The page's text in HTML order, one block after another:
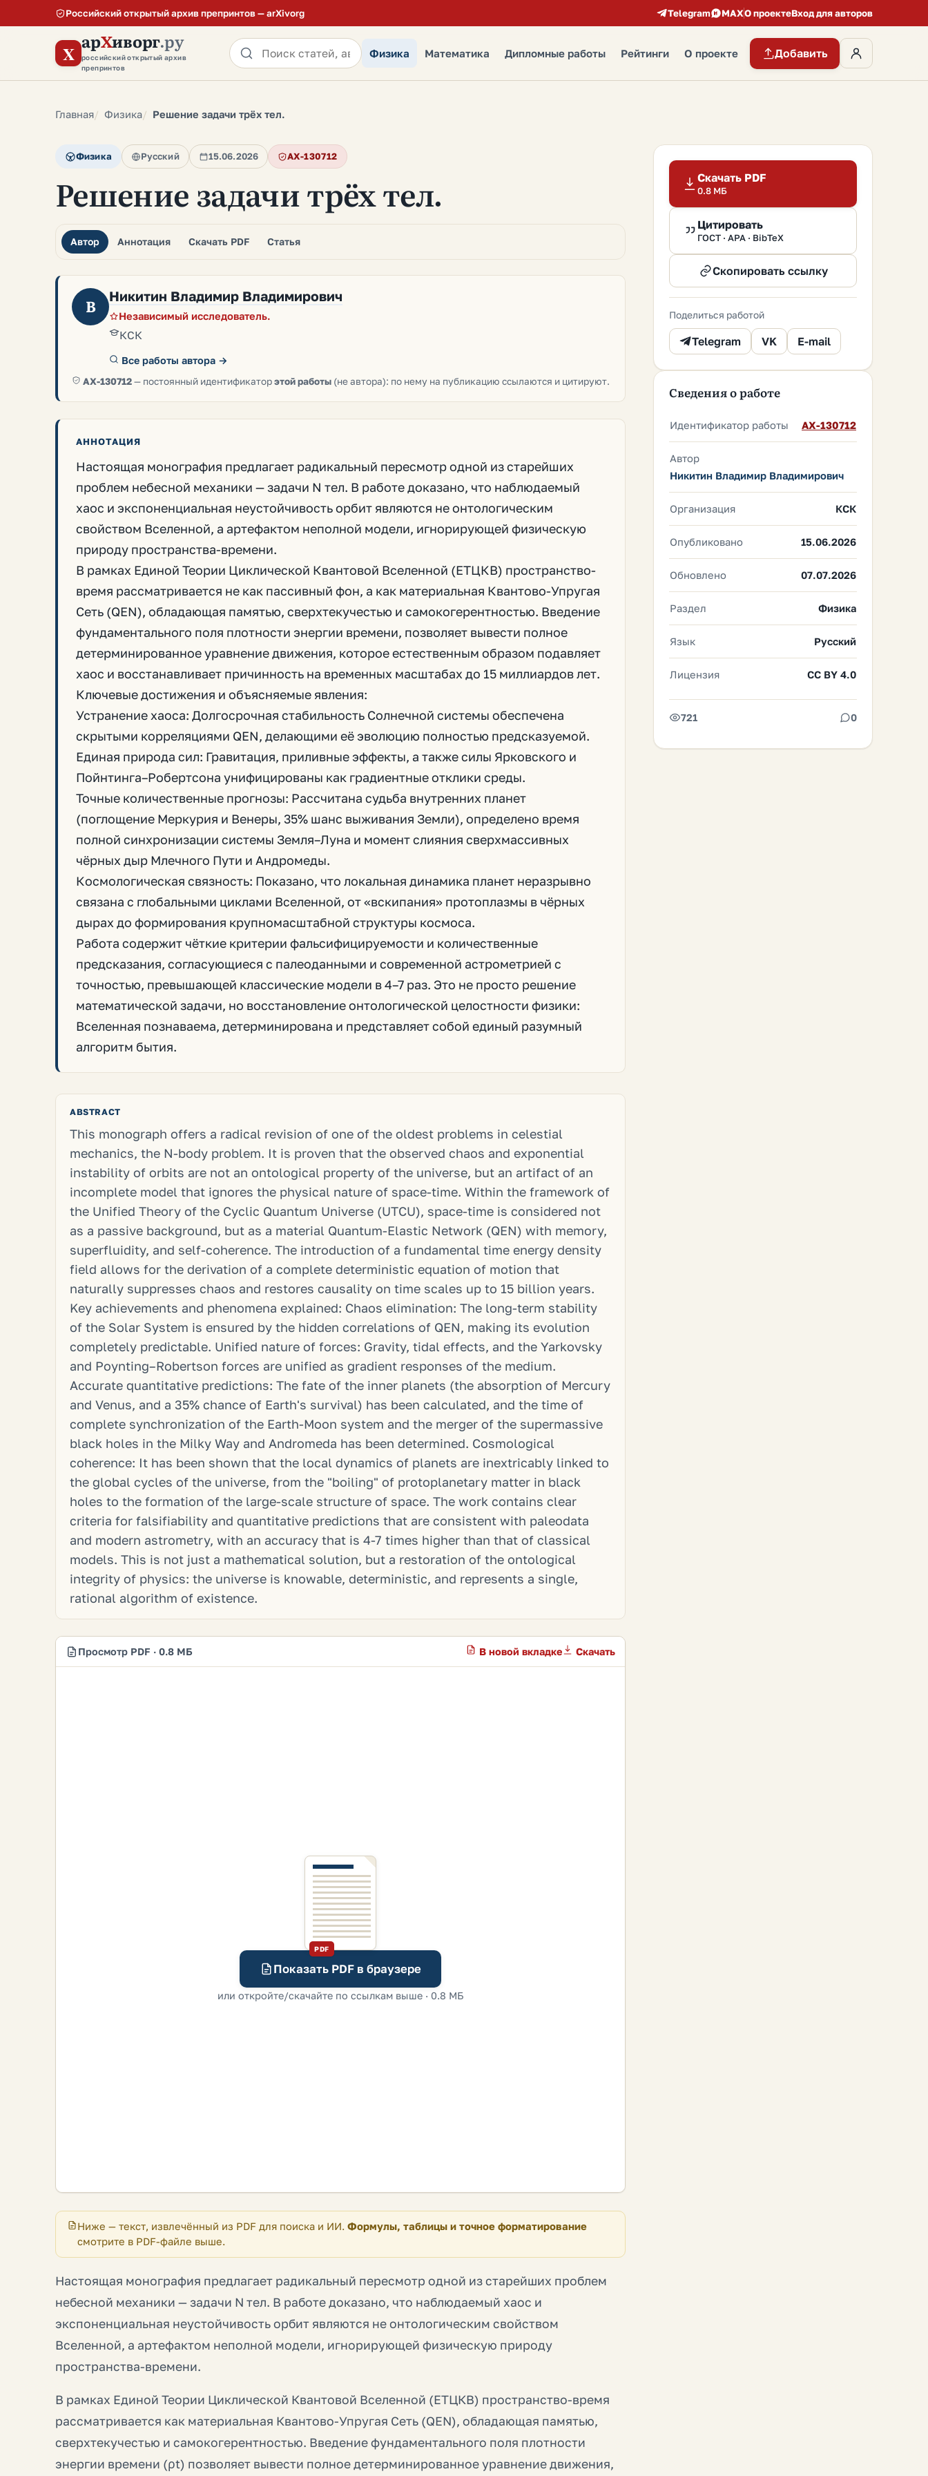
Российский открытый архив препринтов — arXivorg Telegram MAXО проектеВход для авторов
X арХиворг.ру
российский открытый архив
препринтов
Физика Математика Дипломные работы Рейтинги О проекте Добавить
Главная Физика Решение задачи трёх тел.
Физика Русский 15.06.2026 AX-130712
Решение задачи трёх тел.
Автор Аннотация Скачать PDF Статья
В Никитин Владимир Владимирович
Независимый исследователь.
КСК
Все работы автора →
AX-130712— постоянный идентификаторэтой работы (не автора): по нему на публикацию ссылаются и цитируют.
АННОТАЦИЯ
Настоящая монография предлагает радикальный пересмотр одной из старейших
проблем небесной механики — задачи N тел. В работе доказано, что наблюдаемый
хаос и экспоненциальная неустойчивость орбит являются не онтологическим
свойством Вселенной, а артефактом неполной модели, игнорирующей физическую
природу пространства-времени.
В рамках Единой Теории Циклической Квантовой Вселенной (ЕТЦКВ) пространство-
время рассматривается не как пассивный фон, а как материальная Квантово-Упругая
Сеть (QEN), обладающая памятью, сверхтекучестью и самокогерентностью. Введение
фундаментального поля плотности энергии времени, позволяет вывести полное
детерминированное уравнение движения, которое естественным образом подавляет
хаос и восстанавливает причинность на временных масштабах до 15 миллиардов лет.
Ключевые достижения и объясняемые явления:
Устранение хаоса: Долгосрочная стабильность Солнечной системы обеспечена
скрытыми корреляциями QEN, делающими её эволюцию полностью предсказуемой.
Единая природа сил: Гравитация, приливные эффекты, а также силы Ярковского и
Пойнтинга–Робертсона унифицированы как градиентные отклики среды.
Точные количественные прогнозы: Рассчитана судьба внутренних планет
(поглощение Меркурия и Венеры, 35% шанс выживания Земли), определено время
полной синхронизации системы Земля–Луна и момент слияния сверхмассивных
чёрных дыр Млечного Пути и Андромеды.
Космологическая связность: Показано, что локальная динамика планет неразрывно
связана с глобальными циклами Вселенной, от «вскипания» протоплазмы в чёрных
дырах до формирования крупномасштабной структуры космоса.
Работа содержит чёткие критерии фальсифицируемости и количественные
предсказания, согласующиеся с палеоданными и современной астрометрией с
точностью, превышающей классические модели в 4–7 раз. Это не просто решение
математической задачи, но восстановление онтологической целостности физики:
Вселенная познаваема, детерминирована и представляет собой единый разумный
алгоритм бытия.
ABSTRACT
This monograph offers a radical revision of one of the oldest problems in celestial
mechanics, the N-body problem. It is proven that the observed chaos and exponential
instability of orbits are not an ontological property of the universe, but an artifact of an
incomplete model that ignores the physical nature of space-time. Within the framework of
the Unified Theory of the Cyclic Quantum Universe (UTCU), space-time is considered not
as a passive background, but as a material Quantum-Elastic Network (QEN) with memory,
superfluidity, and self-coherence. The introduction of a fundamental time energy density
field allows for the derivation of a complete deterministic equation of motion that
naturally suppresses chaos and restores causality on time scales up to 15 billion years.
Key achievements and phenomena explained: Chaos elimination: The long-term stability
of the Solar System is ensured by the hidden correlations of QEN, making its evolution
completely predictable. Unified nature of forces: Gravity, tidal effects, and the Yarkovsky
and Poynting–Robertson forces are unified as gradient responses of the medium.
Accurate quantitative predictions: The fate of the inner planets (the absorption of Mercury
and Venus, and a 35% chance of Earth's survival) has been calculated, and the time of
complete synchronization of the Earth-Moon system and the merger of the supermassive
black holes in the Milky Way and Andromeda has been determined. Cosmological
coherence: It has been shown that the local dynamics of planets are inextricably linked to
the global cycles of the universe, from the "boiling" of protoplanetary matter in black
holes to the formation of the large-scale structure of space. The work contains clear
criteria for falsifiability and quantitative predictions that are consistent with paleodata
and modern astrometry, with an accuracy that is 4-7 times higher than that of classical
models. This is not just a mathematical solution, but a restoration of the ontological
integrity of physics: the universe is knowable, deterministic, and represents a single,
rational algorithm of existence.
Просмотр PDF · 0.8 МБ В новой вкладке Скачать
PDF
Показать PDF в браузере
или откройте/скачайте по ссылкам выше · 0.8 МБ
Ниже — текст, извлечённый из PDF для поиска и ИИ. Формулы, таблицы и точное форматирование
смотрите в PDF-файле выше.
Настоящая монография предлагает радикальный пересмотр одной из старейших проблем
небесной механики — задачи N тел. В работе доказано, что наблюдаемый хаос и
экспоненциальная неустойчивость орбит являются не онтологическим свойством
Вселенной, а артефактом неполной модели, игнорирующей физическую природу
пространства-времени.
В рамках Единой Теории Циклической Квантовой Вселенной (ЕТЦКВ) пространство-время
рассматривается как материальная Квантово-Упругая Сеть (QEN), обладающая памятью,
сверхтекучестью и самокогерентностью. Введение фундаментального поля плотности
энергии времени (ρt) позволяет вывести полное детерминированное уравнение движения,
Скачать PDF
0.8 МБ
Цитировать
ГОСТ · APA · BibTeX
Скопировать ссылку
Поделиться работой
Telegram VK E-mail
Сведения о работе
Идентификатор работы AX-130712
Автор
Никитин Владимир Владимирович
Организация КСК
Опубликовано 15.06.2026
Обновлено 07.07.2026
Раздел Физика
Язык Русский
Лицензия CC BY 4.0
721 0